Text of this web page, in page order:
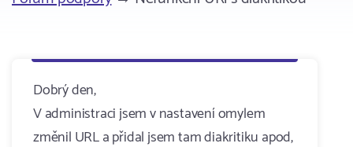
Dobrý den,
V administraci jsem v nastavení omylem
změnil URL a přidal jsem tam diakritiku apod,